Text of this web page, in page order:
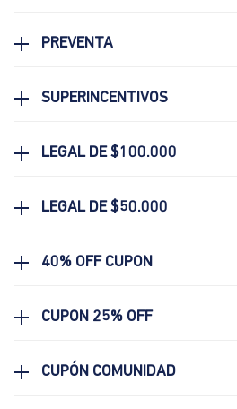
PREVENTA
SUPERINCENTIVOS
LEGAL DE $100.000
LEGAL DE $50.000
40% OFF CUPON
CUPON 25% OFF
CUPÓN COMUNIDAD